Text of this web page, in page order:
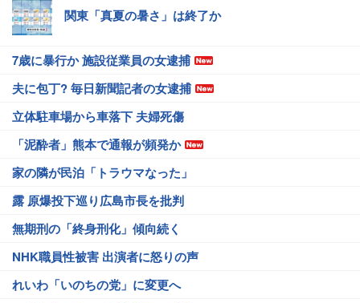
関東「真夏の暑さ」は終了か
7歳に暴行か 施設従業員の女逮捕
夫に包丁? 毎日新聞記者の女逮捕
立体駐車場から車落下 夫婦死傷
「泥酔者」熊本で通報が頻発か
家の隣が民泊「トラウマなった」
露 原爆投下巡り広島市長を批判
無期刑の「終身刑化」傾向続く
NHK職員性被害 出演者に怒りの声
れいわ「いのちの党」に変更へ